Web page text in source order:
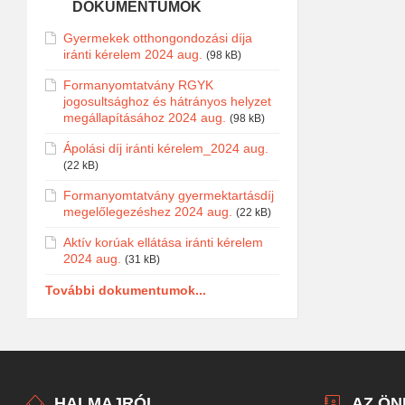
DOKUMENTUMOK
Gyermekek otthongondozási díja
iránti kérelem 2024 aug. (98 kB)
Formanyomtatvány RGYK
jogosultsághoz és hátrányos helyzet
megállapításához 2024 aug. (98 kB)
Ápolási díj iránti kérelem_2024 aug.
(22 kB)
Formanyomtatvány gyermektartásdíj
megelőlegezéshez 2024 aug. (22 kB)
Aktív korúak ellátása iránti kérelem
2024 aug. (31 kB)
További dokumentumok...